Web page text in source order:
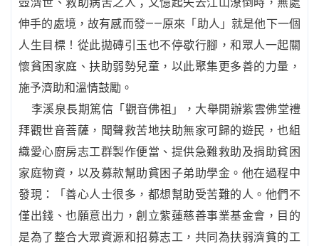
壺濟世、救助病苦之人；又憶起失去江山潦倒時，無處
伸手的處境，故有感而發——原來「助人」就是他下一個
人生目標！從此拋磚引玉也不停歇行腳，和眾人一起關
懷貧困家庭、扶助弱勢兒童，以此聚集更多善的力量，
施予濟助和溫情鼓勵。
李溪泉長期篤信「觀音佛祖」，大舉開辦紫雲佛堂禮
拜觀世音菩薩，聞聲救苦地扶助無家可歸的遊民，也組
織愛心廚房志工群製作便當、提供急難救助及捐助貧困
家庭物資，以及募款幫助貧困子弟助學金。他在過程中
發現：「善心人士很多，都想幫助受苦難的人。他們不
僅出錢、也願意出力，創立紫蓮慈善事業基金會，目的
是為了整合大眾資源和招募志工，共同為扶弱濟貧的工